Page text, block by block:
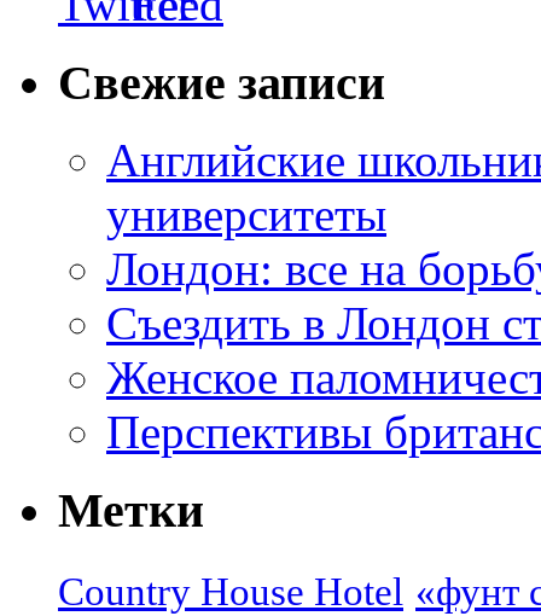
Свежие записи
Английские
университеты
Лондон: все на
Съездить в Лондон
Женское
Перспективы
Метки
Country House Hotel «фунт